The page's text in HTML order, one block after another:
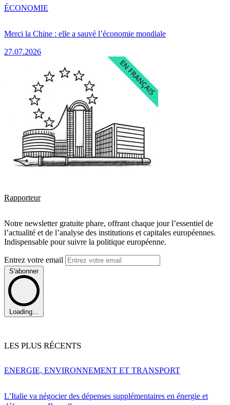
Merci la Chine : elle a sauvé l’économie mondiale
27.07.2026
ÉCONOMIE
Rapporteur
Notre newsletter gratuite phare, offrant chaque jour l’essentiel de
l’actualité et de l’analyse des institutions et capitales européennes.
Indispensable pour suivre la politique européenne.
Entrez votre email
S'abonner
Loading...
LES PLUS RÉCENTS
L’Italie va négocier des dépenses supplémentaires en énergie et
ENERGIE, ENVIRONNEMENT ET TRANSPORT